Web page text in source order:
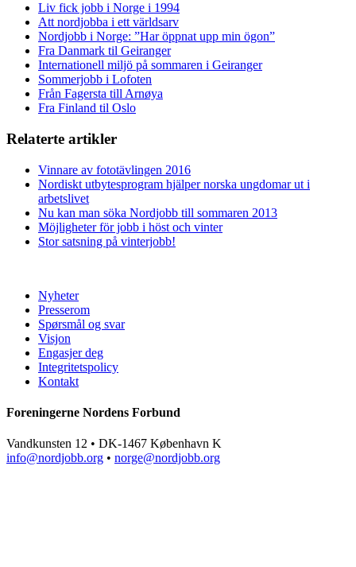
Liv fick jobb i Norge i 1994
Att nordjobba i ett världsarv
Nordjobb i Norge: ”Har öppnat upp min ögon”
Fra Danmark til Geiranger
Internationell miljö på sommaren i Geiranger
Sommerjobb i Lofoten
Från Fagersta till Arnøya
Fra Finland til Oslo
Relaterte artikler
Vinnare av fototävlingen 2016
Nordiskt utbytesprogram hjälper norska ungdomar ut i
arbetslivet
Nu kan man söka Nordjobb till sommaren 2013
Möjligheter för jobb i höst och vinter
Stor satsning på vinterjobb!
Nyheter
Presserom
Spørsmål og svar
Visjon
Engasjer deg
Integritetspolicy
Kontakt
Foreningerne Nordens Forbund
Vandkunsten 12 • DK-1467 København K
info@nordjobb.org • norge@nordjobb.org